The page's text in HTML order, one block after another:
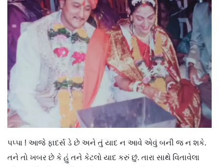
પપ્પા ! આજે ફાદર્સ ડે છે અને તું યાદ ન આવે એવું બની જ ન શકે.
તને તો ખબર છે કે હું તને કેટલો યાદ કરું છું. તારા સાથે વિતાવેલા